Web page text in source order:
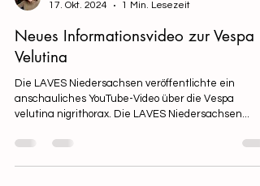
17. Okt. 2024
1 Min. Lesezeit
Neues Informationsvideo zur Vespa
Velutina
Die LAVES Niedersachsen veröffentlichte ein
anschauliches YouTube-Video über die Vespa
velutina nigrithorax. Die LAVES Niedersachsen...